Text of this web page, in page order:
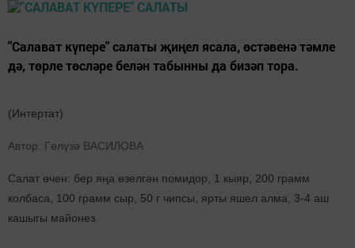
"Салават күпере" салаты җиңел ясала, өстәвенә тәмле
дә, төрле төсләре белән табынны да бизәп тора.
(Интертат)
Автор: Гөлүзә ВАСИЛОВА
Салат өчен: бер яңа өзелгән помидор, 1 кыяр, 200 грамм
колбаса, 100 грамм сыр, 50 г чипсы, ярты яшел алма, 3-4 аш
кашыгы майонез.